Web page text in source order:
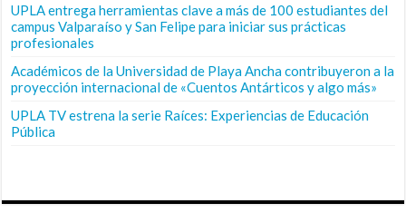
UPLA entrega herramientas clave a más de 100 estudiantes del
campus Valparaíso y San Felipe para iniciar sus prácticas
profesionales
Académicos de la Universidad de Playa Ancha contribuyeron a la
proyección internacional de «Cuentos Antárticos y algo más»
UPLA TV estrena la serie Raíces: Experiencias de Educación
Pública